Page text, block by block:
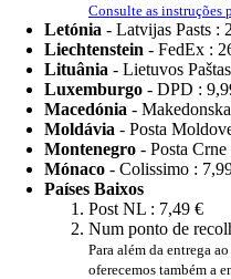
Consulte as instruções
Letónia - Latvijas Pasts :
Liechtenstein - FedEx :
Lituânia - Lietuvos
Luxemburgo - DPD :
Macedónia -
Moldávia - Posta
Montenegro - Posta
Mónaco - Colissimo :
Países Baixos
Post NL : 7,49 €
Num ponto de
Para além da entrega
oferecemos também a